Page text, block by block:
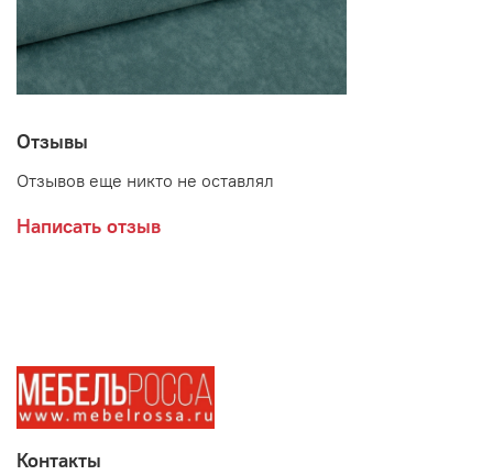
Отзывы
Отзывов еще никто не оставлял
Написать отзыв
Контакты